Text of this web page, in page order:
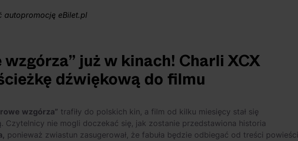
autopromocję eBilet.pl
już w kinach! Charli XCX
dźwiękową do filmu
wzgórza” trafiły do polskich kin, a film od kilku miesięcy stał się
Czytelnicy nie mogli doczekać się, jak zostanie przedstawiona historia
ponieważ zwiastun zasugerował, że fabuła będzie odbiegać od treści powieści